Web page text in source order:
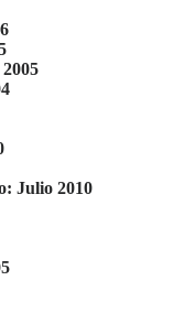
Julio 2010